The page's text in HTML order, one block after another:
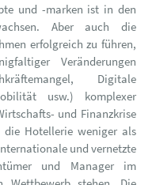
und -marken ist in den
Aber auch die
erfolgreich zu führen,
Veränderungen
Digitale
usw.) komplexer
und Finanzkrise
die Hotellerie weniger als
und vernetzte
und Manager im